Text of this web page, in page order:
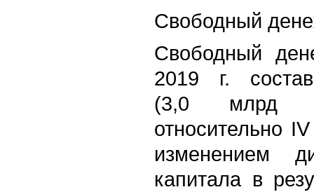
Свободный
Свободный
2019 г.
(3,0 млрд
относительно
изменением
капитала в